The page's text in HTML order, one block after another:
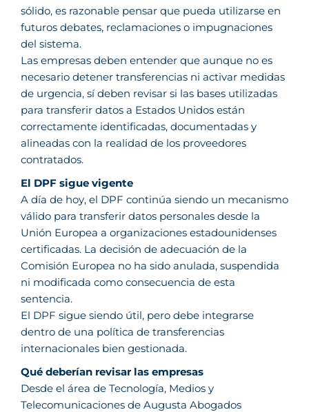
sólido, es razonable pensar que pueda utilizarse en
futuros debates, reclamaciones o impugnaciones
del sistema.
Las empresas deben entender que aunque no es
necesario detener transferencias ni activar medidas
de urgencia, sí deben revisar si las bases utilizadas
para transferir datos a Estados Unidos están
correctamente identificadas, documentadas y
alineadas con la realidad de los proveedores
contratados.
El DPF sigue vigente
A día de hoy, el DPF continúa siendo un mecanismo
válido para transferir datos personales desde la
Unión Europea a organizaciones estadounidenses
certificadas. La decisión de adecuación de la
Comisión Europea no ha sido anulada, suspendida
ni modificada como consecuencia de esta
sentencia.
El DPF sigue siendo útil, pero debe integrarse
dentro de una política de transferencias
internacionales bien gestionada.
Qué deberían revisar las empresas
Desde el área de Tecnología, Medios y
Telecomunicaciones de Augusta Abogados